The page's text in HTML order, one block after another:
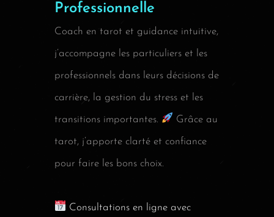
Professionnelle
Coach en tarot et guidance intuitive,
j’accompagne les particuliers et les
professionnels dans leurs décisions de
carrière, la gestion du stress et les
transitions importantes. Grâce au
tarot, j’apporte clarté et confiance
pour faire les bons choix.
Consultations en ligne avec